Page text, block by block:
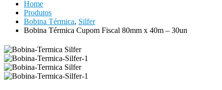
Home
Produtos
Bobina Térmica, Silfer
Bobina Térmica Cupom Fiscal 80mm x 40m – 30un